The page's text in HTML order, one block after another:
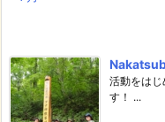
活動をはじ
す！ ...